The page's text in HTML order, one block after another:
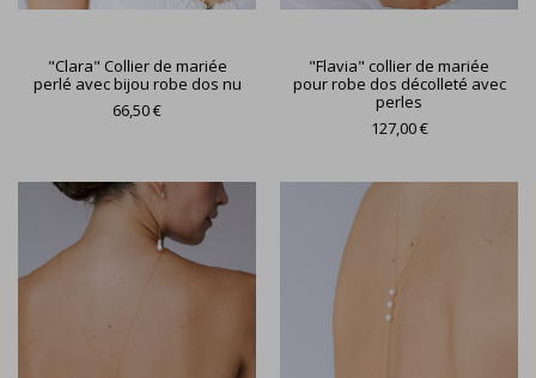
"Clara" Collier de mariée
perlé avec bijou robe dos nu
66,50 €
"Flavia" collier de mariée
pour robe dos décolleté avec
perles
127,00 €